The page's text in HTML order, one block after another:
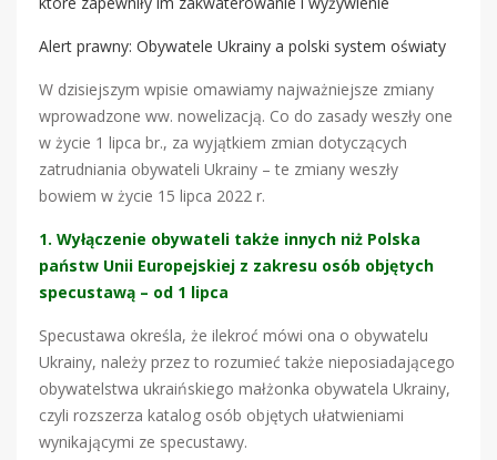
Alert prawny: Obywatele Ukrainy a polski system oświaty
W dzisiejszym wpisie omawiamy najważniejsze zmiany
wprowadzone ww. nowelizacją. Co do zasady weszły one
w życie 1 lipca br., za wyjątkiem zmian dotyczących
zatrudniania obywateli Ukrainy – te zmiany weszły
bowiem w życie 15 lipca 2022 r.
1. Wyłączenie obywateli także innych niż Polska
państw Unii Europejskiej z zakresu osób objętych
specustawą – od 1 lipca
Specustawa określa, że ilekroć mówi ona o obywatelu
Ukrainy, należy przez to rozumieć także nieposiadającego
obywatelstwa ukraińskiego małżonka obywatela Ukrainy,
czyli rozszerza katalog osób objętych ułatwieniami
wynikającymi ze specustawy.